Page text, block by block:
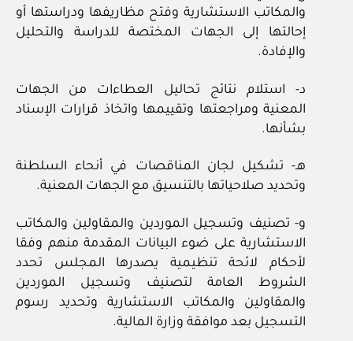
والمكاتب الاستشارية وفتح مظاريفها ودراستها أو
إحالتها إلى الجهات المختصة للدراسة والتحليل
والإفادة.
د- استلام نتائج تحاليل العطاءات من الجهات
المعنية ومراجعتها وتقييمها واتخاذ قرارات الإسناد
بشأنها.
هـ- تشكيل لجان المناقصات في أنحاء السلطنة
وتحديد صلاحياتها بالتنسيق مع الجهات المعنية.
و- تصنيف وتسجيل الموردين والمقاولين والمكاتب
الاستشارية على ضوء البيانات المقدمة منهم وفقا
لأحكام لائحة تنظيمية يصدرها المجلس تحدد
الشروط العامة لتصنيف وتسجيل الموردين
والمقاولين والمكاتب الاستشارية وتحديد رسوم
التسجيل بعد موافقة وزارة المالية.